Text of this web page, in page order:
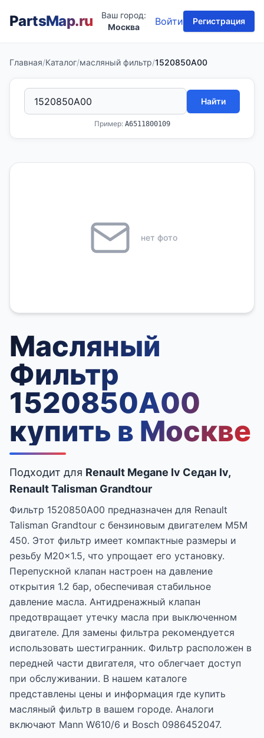
PartsMap.ru
Ваш город:
Москва
Войти Регистрация
Главная/Каталог/масляный фильтр/1520850A00
Найти
Пример: A6511800109
нет фото
Масляный
Фильтр
1520850A00
купить в Москве
Подходит для Renault Megane Iv Седан Iv,
Renault Talisman Grandtour
Фильтр 1520850A00 предназначен для Renault
Talisman Grandtour с бензиновым двигателем M5M
450. Этот фильтр имеет компактные размеры и
резьбу M20x1.5, что упрощает его установку.
Перепускной клапан настроен на давление
открытия 1.2 бар, обеспечивая стабильное
давление масла. Антидренажный клапан
предотвращает утечку масла при выключенном
двигателе. Для замены фильтра рекомендуется
использовать шестигранник. Фильтр расположен в
передней части двигателя, что облегчает доступ
при обслуживании. В нашем каталоге
представлены цены и информация где купить
масляный фильтр в вашем городе. Аналоги
включают Mann W610/6 и Bosch 0986452047.